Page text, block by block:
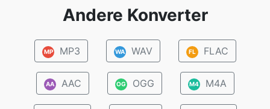
Andere Konverter
MP MP3 WA WAV FL FLAC
AA AAC OG OGG M4 M4A